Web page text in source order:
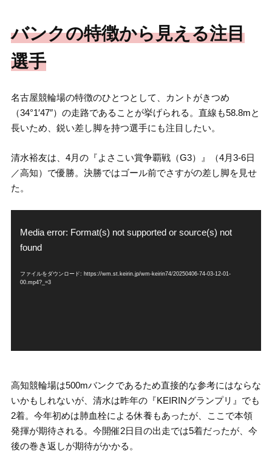
バンクの特徴から見える注目
選手
名古屋競輪場の特徴のひとつとして、カントがきつめ
（34°1′47″）の走路であることが挙げられる。直線も58.8mと
長いため、鋭い差し脚を持つ選手にも注目したい。
清水裕友は、4月の『よさこい賞争覇戦（G3）』（4月3-6日
／高知）で優勝。決勝ではゴール前でさすがの差し脚を見せ
た。
Media error: Format(s) not supported or source(s) not
found
ファイルをダウンロード: https://wm.st.keirin.jp/wm-keirin74/20250406-74-03-12-01-
00.mp4?_=3
高知競輪場は500mバンクであるため直接的な参考にはならな
いかもしれないが、清水は昨年の『KEIRINグランプリ』でも
2着。今年初めは肺血栓による休養もあったが、ここで本領
発揮が期待される。今開催2日目の出走では5着だったが、今
後の巻き返しが期待がかかる。